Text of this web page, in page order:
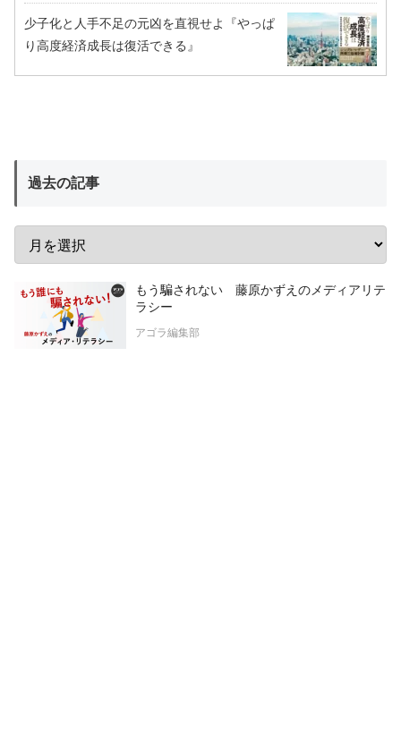
少子化と人手不足の元凶を直視せよ『やっぱ
り高度経済成長は復活できる』
過去の記事
もう騙されない 藤原かずえのメディアリテ
ラシー
アゴラ編集部